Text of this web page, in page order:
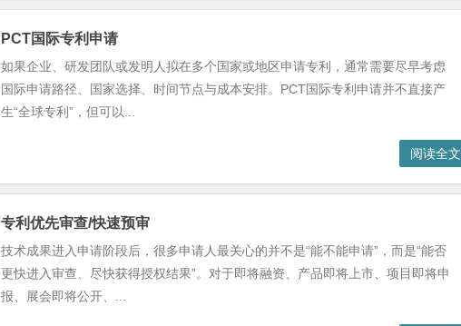
PCT国际专利申请
如果企业、研发团队或发明人拟在多个国家或地区申请专利，通常需要尽早考虑
国际申请路径、国家选择、时间节点与成本安排。PCT国际专利申请并不直接产
生“全球专利”，但可以...
阅读全文
专利优先审查/快速预审
技术成果进入申请阶段后，很多申请人最关心的并不是“能不能申请”，而是“能否
更快进入审查、尽快获得授权结果”。对于即将融资、产品即将上市、项目即将申
报、展会即将公开、...